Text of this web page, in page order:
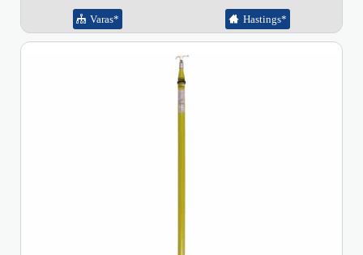
Varas* Hastings*